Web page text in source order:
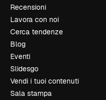
Recensioni
Lavora con noi
Cerca tendenze
Blog
Eventi
Slidesgo
Vendi i tuoi contenuti
Sala stampa